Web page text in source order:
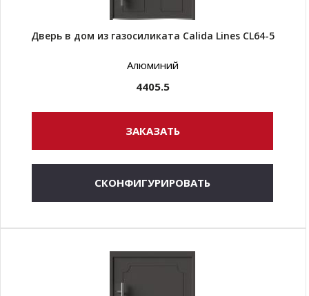
Дверь в дом из газосиликата Calida Lines CL64-5
Алюминий
4405.5
ЗАКАЗАТЬ
СКОНФИГУРИРОВАТЬ